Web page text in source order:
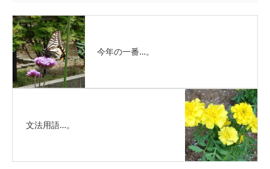
今年の一番…。
文法用語…。